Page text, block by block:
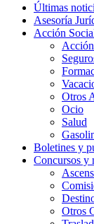
Últimas
Asesoría
Acción
Otros
Ocio
Salud
Boletines y
Concursos y
Otros